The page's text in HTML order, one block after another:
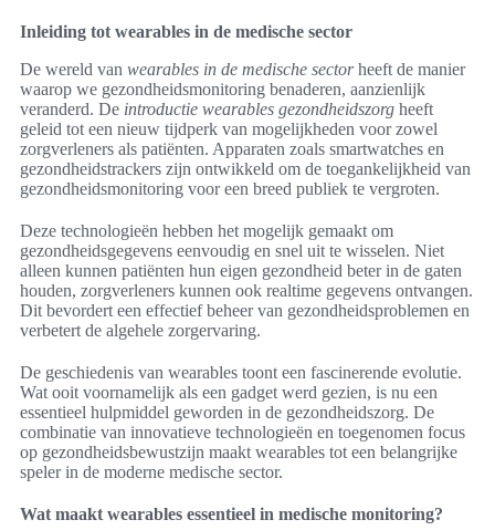
Inleiding tot wearables in de medische sector
De wereld van wearables in de medische sectorheeft de manier
waarop we gezondheidsmonitoring benaderen, aanzienlijk
veranderd. De introductie wearables gezondheidszorg heeft
geleid tot een nieuw tijdperk van mogelijkheden voor zowel
zorgverleners als patiënten. Apparaten zoals smartwatches en
gezondheidstrackers zijn ontwikkeld om de toegankelijkheid van
gezondheidsmonitoring voor een breed publiek te vergroten.
Deze technologieën hebben het mogelijk gemaakt om
gezondheidsgegevens eenvoudig en snel uit te wisselen. Niet
alleen kunnen patiënten hun eigen gezondheid beter in de gaten
houden, zorgverleners kunnen ook realtime gegevens ontvangen.
Dit bevordert een effectief beheer van gezondheidsproblemen en
verbetert de algehele zorgervaring.
De geschiedenis van wearables toont een fascinerende evolutie.
Wat ooit voornamelijk als een gadget werd gezien, is nu een
essentieel hulpmiddel geworden in de gezondheidszorg. De
combinatie van innovatieve technologieën en toegenomen focus
op gezondheidsbewustzijn maakt wearables tot een belangrijke
speler in de moderne medische sector.
Wat maakt wearables essentieel in medische monitoring?